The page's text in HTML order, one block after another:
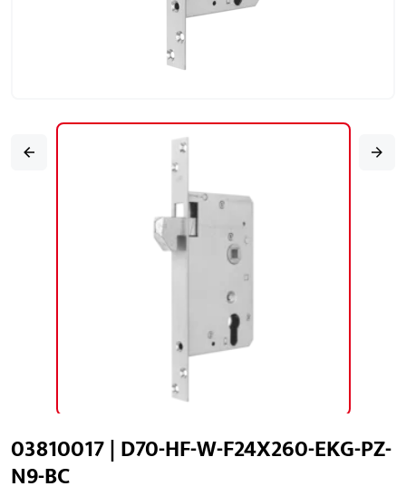
03810017 | D70-HF-W-F24X260-EKG-PZ-
N9-BC